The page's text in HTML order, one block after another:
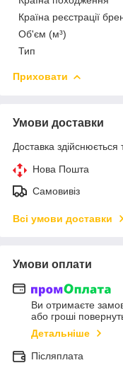
Країна реєстрації
Об'єм (м³)
Тип
Приховати
Умови доставки
Доставка здійснюється
Нова Пошта
Самовивіз
Всі умови доставки
Умови оплати
Ви отримаєте
або гроші
Детальніше
Післяплата